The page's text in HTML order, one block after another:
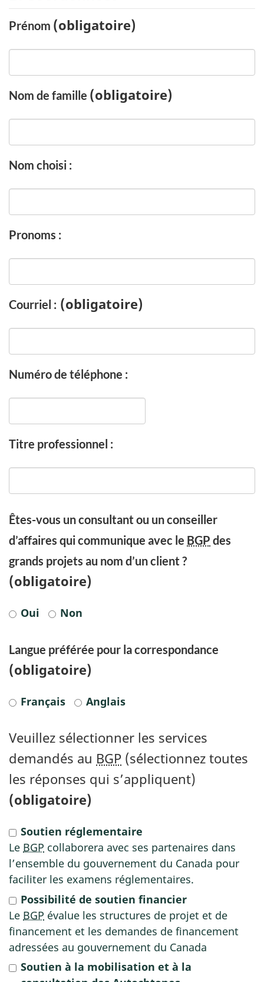
Prénom (obligatoire)
Nom de famille (obligatoire)
Nom choisi :
Pronoms :
Courriel : (obligatoire)
Numéro de téléphone :
Titre professionnel :
Êtes-vous un consultant ou un conseiller
d’affaires qui communique avec le BGP des
grands projets au nom d’un client ?
(obligatoire)
Oui Non
Langue préférée pour la correspondance
(obligatoire)
Français Anglais
Veuillez sélectionner les services
demandés au BGP (sélectionnez toutes
les réponses qui s’appliquent)
(obligatoire)
Soutien réglementaire
Le BGP collaborera avec ses partenaires dans
l’ensemble du gouvernement du Canada pour
faciliter les examens réglementaires.
Possibilité de soutien financier
Le BGP évalue les structures de projet et de
financement et les demandes de financement
adressées au gouvernement du Canada
Soutien à la mobilisation et à la